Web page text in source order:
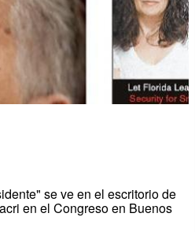
se ve en el escritorio de
en el Congreso en Buenos